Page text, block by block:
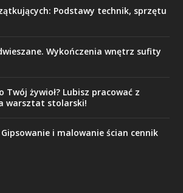
Podstawy technik, sprzętu
Wykończenia wnętrz sufity
żywioł? Lubisz pracować z
warsztat stolarski!
i malowanie ścian cennik